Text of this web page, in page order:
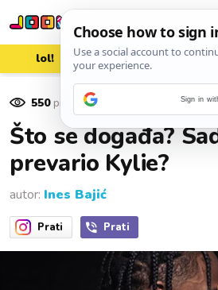
lol! aww
550pregleda
Što se događa?
prevario Kylie?
autor: Ines Bajić
Prati Prati
Sign in